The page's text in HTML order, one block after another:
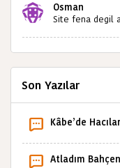
Osman
Site fena degil
Son Yazılar
Kâbe’de
Atladım